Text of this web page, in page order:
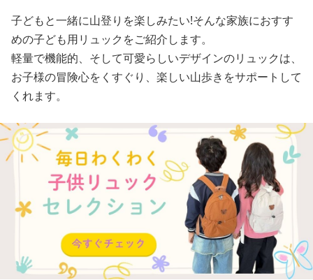
子どもと一緒に山登りを楽しみたい!そんな家族におすす
めの子ども用リュックをご紹介します。
軽量で機能的、そして可愛らしいデザインのリュックは、
お子様の冒険心をくすぐり、楽しい山歩きをサポートして
くれます。